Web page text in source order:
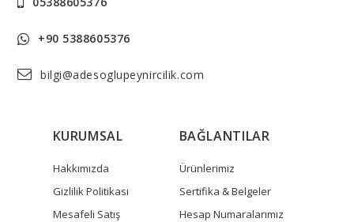
+90 5388605376
bilgi@adesoglupeynircilik.com
KURUMSAL
Hakkımızda
Gizlilik Politikası
Mesafeli Satış
BAĞLANTILAR
Ürünlerimiz
Sertifika & Belgeler
Hesap Numaralarımız